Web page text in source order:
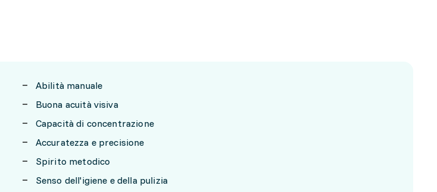
Abilità manuale
Buona acuità visiva
Capacità di concentrazione
Accuratezza e precisione
Spirito metodico
Senso dell'igiene e della pulizia